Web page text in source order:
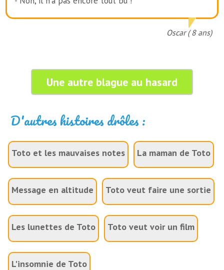
Oscar ( 8 ans)
Une autre blague au hasard
D'autres histoires drôles :
Toto et les mauvaises notes La maman de Toto
Message en altitude Toto veut faire une sortie
Les lunettes de Toto Toto veut voir un film
L'insomnie de Toto